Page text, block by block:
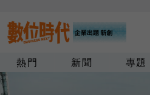
熱門 新聞 專題